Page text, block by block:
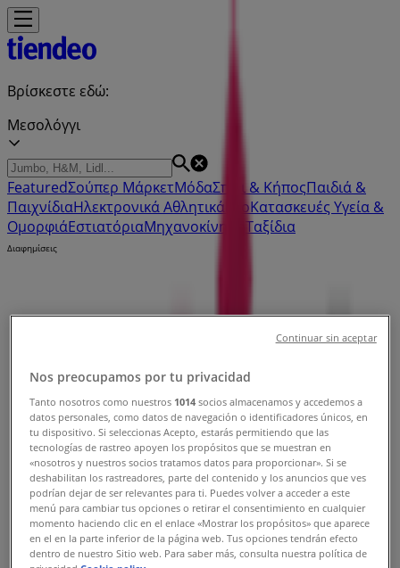
Βρίσκεστε εδώ:
Μεσολόγγι
FeaturedΣούπερ ΜάρκετΜόδαΣπίτι & ΚήποςΠαιδιά &
ΠαιχνίδιαΗλεκτρονικάΑθλητικά ΙδιοΚατασκευές Υγεία &
ΟμορφιάΕστιατόριαΜηχανοκίνηση Ταξίδια
Διαφημίσεις
Inart σε Μεσολόγγι»
Inart καταστήματα σε Μεσολόγγι
Inart
ΕΛ.ΠΟΛΙΟΡΚΗΜΕΝΩΝ 43, Μεσολόγγι
Nos preocupamos por tu privacidad
Tanto nosotros como nuestros 1014 socios almacenamos y accedemos a
datos personales, como datos de navegación o identificadores únicos, en
tu dispositivo. Si seleccionas Acepto, estarás permitiendo que las
tecnologías de rastreo apoyen los propósitos que se muestran en
«nosotros y nuestros socios tratamos datos para proporcionar». Si se
deshabilitan los rastreadores, parte del contenido y los anuncios que ves
podrían dejar de ser relevantes para ti. Puedes volver a acceder a este
menú para cambiar tus opciones o retirar el consentimiento en cualquier
momento haciendo clic en el enlace «Mostrar los propósitos» que aparece
en el en la parte inferior de la página web. Tus opciones tendrán efecto
dentro de nuestro Sitio web. Para saber más, consulta nuestra política de
Continuar sin aceptar